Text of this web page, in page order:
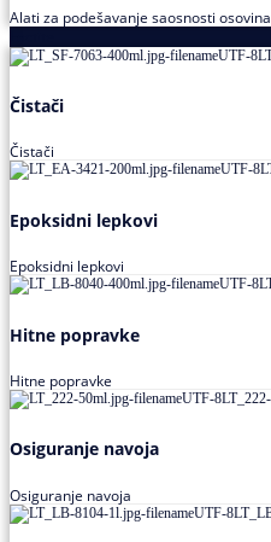
Alati za podešavanje saosnosti osovina
Čistači
Čistači
Epoksidni lepkovi
Epoksidni lepkovi
Hitne popravke
Hitne popravke
Osiguranje navoja
Osiguranje navoja